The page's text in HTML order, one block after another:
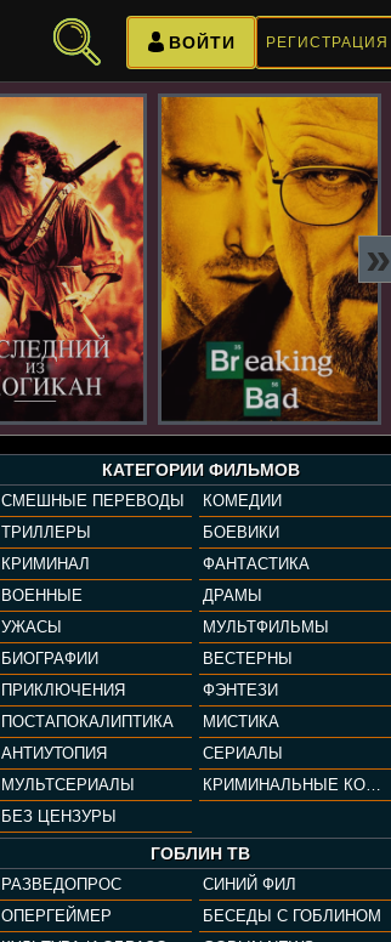
РЕГИСТРАЦИЯ
ВОЙТИ
»
КАТЕГОРИИ ФИЛЬМОВ
СМЕШНЫЕ ПЕРЕВОДЫ
КОМЕДИИ
ТРИЛЛЕРЫ
БОЕВИКИ
КРИМИНАЛ
ФАНТАСТИКА
ВОЕННЫЕ
ДРАМЫ
УЖАСЫ
МУЛЬТФИЛЬМЫ
БИОГРАФИИ
ВЕСТЕРНЫ
ПРИКЛЮЧЕНИЯ
ФЭНТЕЗИ
ПОСТАПОКАЛИПТИКА
МИСТИКА
АНТИУТОПИЯ
СЕРИАЛЫ
МУЛЬТСЕРИАЛЫ
КРИМИНАЛЬНЫЕ КОМЕДИИ
БЕЗ ЦЕНЗУРЫ
ГОБЛИН ТВ
РАЗВЕДОПРОС
СИНИЙ ФИЛ
ОПЕРГЕЙМЕР
БЕСЕДЫ С ГОБЛИНОМ